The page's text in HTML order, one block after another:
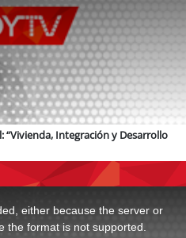
“Vivienda, Integración y Desarrollo
either because the server or
the format is not supported.